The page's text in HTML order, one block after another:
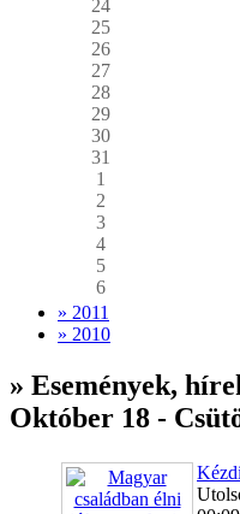
24
25
26
27
28
29
30
31
1
2
3
4
5
6
» 2011
» 2010
» Események,
Október 18 -